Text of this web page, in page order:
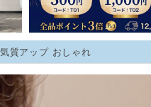
質アップ おしゃれ